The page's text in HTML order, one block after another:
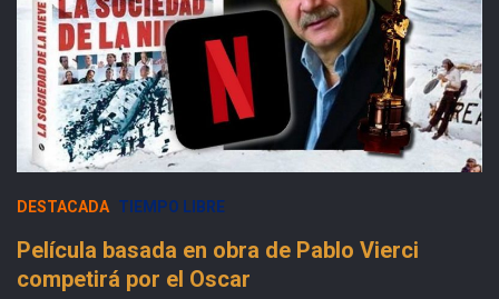
DESTACADA TIEMPO LIBRE
Película basada en obra de Pablo Vierci
competirá por el Oscar